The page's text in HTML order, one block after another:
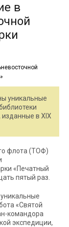
в
уникальные
в XIX
флота (ТОФ)
«Печатный
пятый раз.
«Святой
командора
экспедиции,